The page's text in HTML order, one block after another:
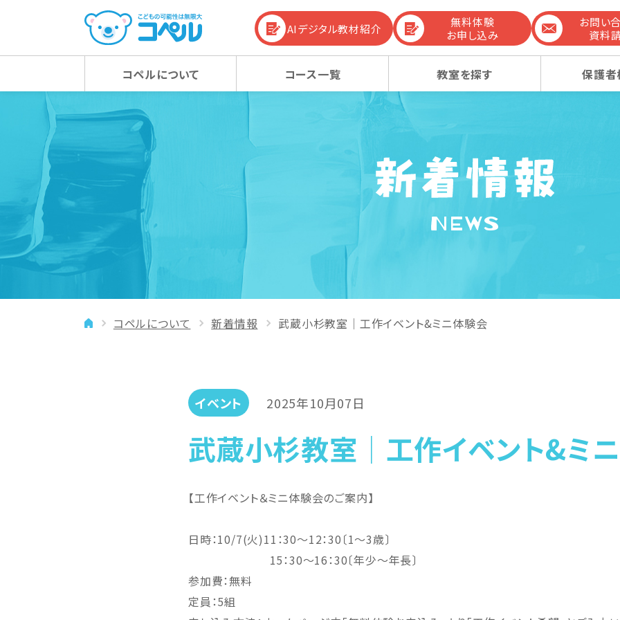
コペルについて
コペルの教育方針
コペルの教育方針 TOP
100%の力を引き出す
心の子育て
潜在能力を引き出す
年齢に合わせた学習法
「やりたい」を引き出す
選ばれる理由
新着情報
新着情報 TOP
お知らせ
イベント
コース一覧
幼児コース 幼稚園受験コース
マタニティクラス
教室を探す 保護
幼児コース 幼稚園受験コース
マタニティクラス 感動ストーリー
幼児教育お役立ち情報
AIデジタル教材紹介
無料体験
お申し込み
お問い
資料
NEWS
コペルについて 新着情報 武蔵小杉教室│工作イベント&ミニ体験会
イベント 2025年10月07日
武蔵小杉教室│工作イベント&ミ
【工作イベント＆ミニ体験会のご案内】
日時：10/7(火)11：30～12：30〔1～3歳〕
15：30～16：30〔年少～年長〕
参加費：無料
定員：5組